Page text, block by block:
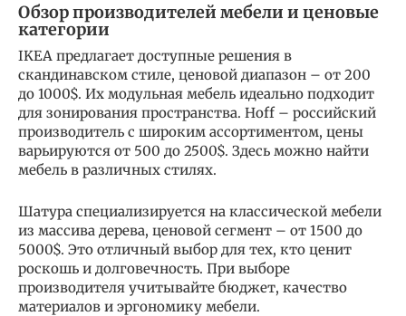
Обзор производителей мебели и ценовые
категории
IKEA предлагает доступные решения в
скандинавском стиле, ценовой диапазон – от 200
до 1000$. Их модульная мебель идеально подходит
для зонирования пространства. Hoff – российский
производитель с широким ассортиментом, цены
варьируются от 500 до 2500$. Здесь можно найти
мебель в различных стилях.
Шатура специализируется на классической мебели
из массива дерева, ценовой сегмент – от 1500 до
5000$. Это отличный выбор для тех, кто ценит
роскошь и долговечность. При выборе
производителя учитывайте бюджет, качество
материалов и эргономику мебели.